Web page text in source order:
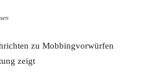
zu Mobbingvorwürfen
zeigt